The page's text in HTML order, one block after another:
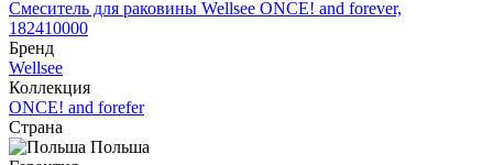
Смеситель для раковины Wellsee ONCE! and forever,
182410000
Бренд
Wellsee
Коллекция
ONCE! and forefer
Страна
Польша